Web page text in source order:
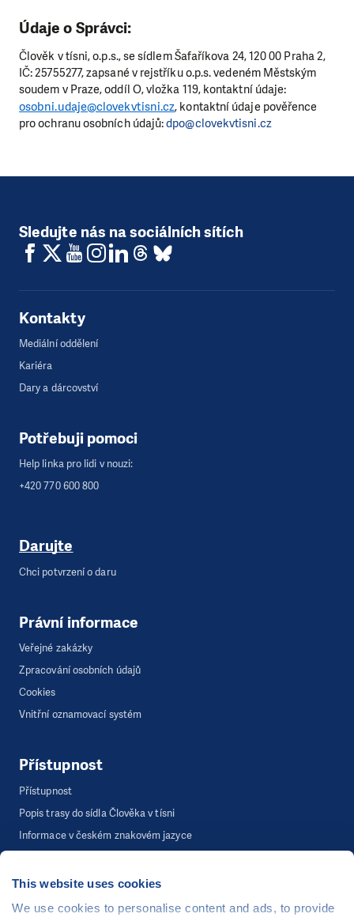
This website uses cookies
We use cookies to personalise content and ads, to provide
Údaje o Správci:
Člověk v tísni, o.p.s., se sídlem Šafaříkova 24, 120 00 Praha 2,
IČ: 25755277, zapsané v rejstříku o.p.s. vedeném Městským
soudem v Praze, oddíl O, vložka 119, kontaktní údaje:
osobni.udaje@clovekvtisni.cz, kontaktní údaje pověřence
pro ochranu osobních údajů:dpo@clovekvtisni.cz
Sledujte nás na sociálních sítích
Kontakty
Mediální oddělení
Kariéra
Dary a dárcovství
Potřebuji pomoci
Help linka pro lidi v nouzi:
+420 770 600 800
Darujte
Chci potvrzení o daru
Právní informace
Veřejné zakázky
Zpracování osobních údajů
Cookies
Vnitřní oznamovací systém
Přístupnost
Přístupnost
Popis trasy do sídla Člověka v tísni
Informace v českém znakovém jazyce
Webová stránka běží na bezplatně poskytnutém server hostingu od